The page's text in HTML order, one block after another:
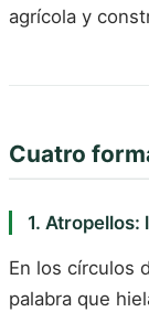
agrícola y
Cuatro
1. Atropellos:
En los círculos
palabra que